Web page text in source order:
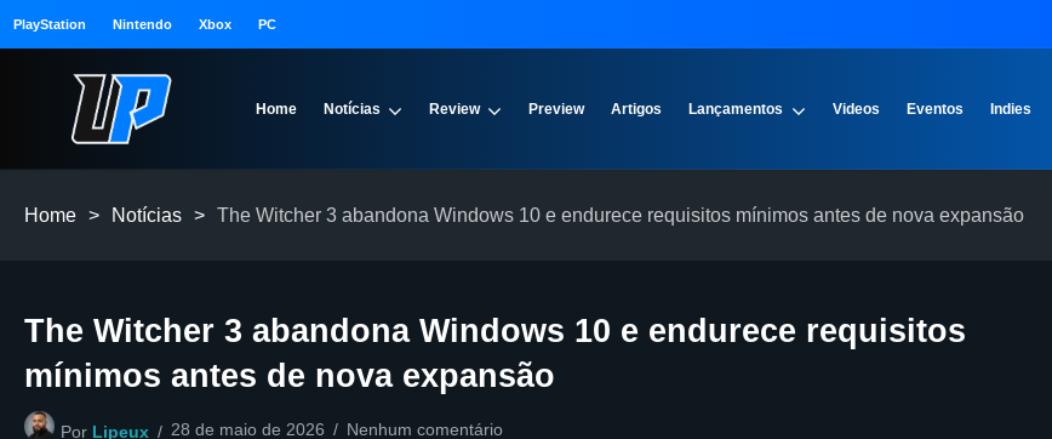
PlayStation Nintendo Xbox PC
Home Notícias Review Preview Artigos Lançamentos Videos Eventos Indies
Home > Notícias > The Witcher 3 abandona Windows 10 e endurece requisitos mínimos antes de nova expansão
The Witcher 3 abandona Windows 10 e endurece requisitos
mínimos antes de nova expansão
Por Lipeux 28 de maio de 2026 Nenhum comentário